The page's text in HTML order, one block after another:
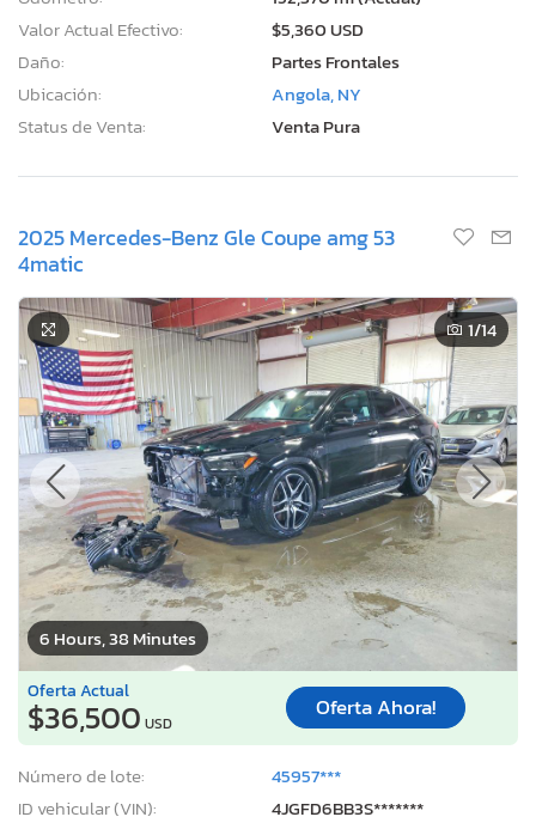
Valor Actual Efectivo:
$5,360 USD
Daño:
Partes Frontales
Ubicación:
Angola, NY
Status de Venta:
Venta Pura
2025 Mercedes-Benz Gle Coupe amg 53
4matic
6 Hours, 38 Minutes
1/14
Oferta Actual
$36,500 USD
Oferta Ahora!
Número de lote:
45957***
ID vehicular (VIN):
4JGFD6BB3S*******